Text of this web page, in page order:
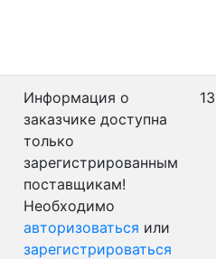
Информация о
заказчике доступна
только
зарегистрированным
поставщикам!
Необходимо
авторизоваться или
зарегистрироваться